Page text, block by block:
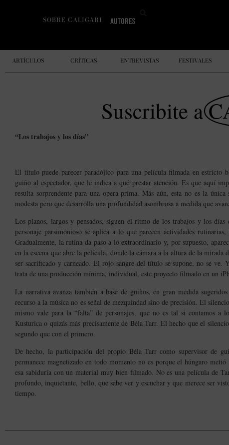
AUTORES
SOBRE CALIGARI
ARTÍCULOS CRÍTICAS ENTREVISTAS FESTIVALES
Suscribite a
“Los trabajos y los días”
El título puede parecer paradójico para una película filmada en estricto
guiño al espectador, que le indica a qué prestar atención. Es que aquí
resulta sorprendente para una opera prima. Más aún, esta no es la
modesta pero que desarrolla una profundidad asombrosa a medida que
Los planos, largos y pensados, siguen el ritmo de los trabajos y los
personaje parsimonioso se aplica a lo que parecen actividades
Gradualmente, la rutina da paso a lo extraordinario y, por supuesto,
en la escena que abre la película, donde la cámara a la altura de la
ser sacrificado y carneado. El rojo sangre del título se supone, no se ve.
trata de una producción mínima, individual, este proyecto filmado en un
La narrativa avanza también a base de guiños, en gran medida
recurso a la música no es señal de mezquindad sino de precisión. El
mismo vale para la “falta” de personajes, que no es tal si contamos a
Kusturica o quizás más precisamente de Béla Tarr. El hecho que el
segundo que con el primero.
De hecho, la participación del propio Béla Tarr como supervisor de
permanece magnetizado en todo momento no es porque el húngaro
esa sabiduría con un material muy bien filmado. No es una película de
profundo, inquietante, bello, que sabe ver y escuchar y que merece ser
tiempo.